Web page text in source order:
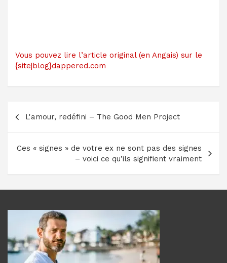
Vous pouvez lire l’article original (en Angais) sur le
{site|blog}dappered.com
Navigation
de
l’article
L'amour, redéfini – The Good Men Project
Ces « signes » de votre ex ne sont pas des signes
– voici ce qu’ils signifient vraiment